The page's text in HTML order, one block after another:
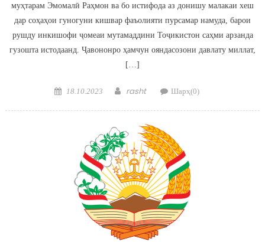
муҳтарам Эмомалӣ Раҳмон ва бо истифода аз донишу малакаи хеш
дар соҳаҳои гуногуни кишвар фаъолияти пурсамар намуда, барои
рушду инкишофи ҷомеаи мутамаддини Тоҷикистон саҳми арзанда
гузошта истодаанд. Ҷавононро ҳамчун ояндасозони давлату миллат,
[…]
Posted on
18.10.2023 Author
rasht Шарҳ(0)